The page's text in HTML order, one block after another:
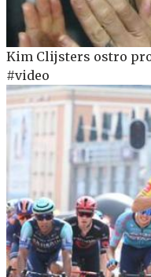
Kim Clijsters ostro
#video